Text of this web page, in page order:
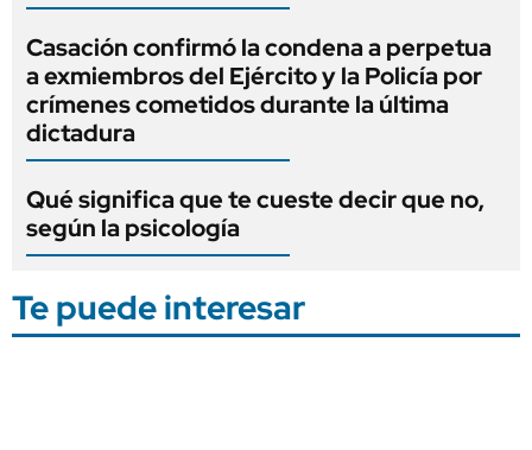
Casación confirmó la condena a perpetua
a exmiembros del Ejército y la Policía por
crímenes cometidos durante la última
dictadura
Qué significa que te cueste decir que no,
según la psicología
Te puede interesar